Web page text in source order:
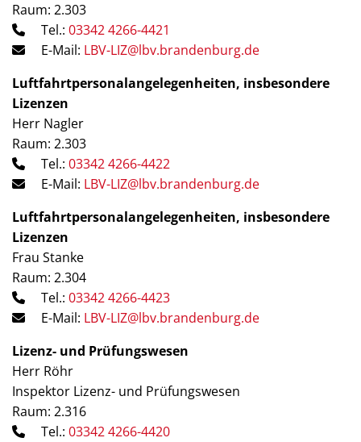
Raum: 2.303
Tel.: 03342 4266-4421
E-Mail: LBV-LIZ@lbv.brandenburg.de
Luftfahrtpersonalangelegenheiten, insbesondere
Lizenzen
Herr Nagler
Raum: 2.303
Tel.: 03342 4266-4422
E-Mail: LBV-LIZ@lbv.brandenburg.de
Luftfahrtpersonalangelegenheiten, insbesondere
Lizenzen
Frau Stanke
Raum: 2.304
Tel.: 03342 4266-4423
E-Mail: LBV-LIZ@lbv.brandenburg.de
Lizenz- und Prüfungswesen
Herr Röhr
Inspektor Lizenz- und Prüfungswesen
Raum: 2.316
Tel.: 03342 4266-4420